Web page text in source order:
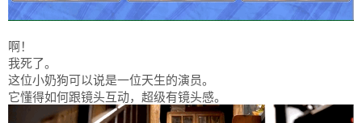
啊！
我死了。
这位小奶狗可以说是一位天生的演员。
它懂得如何跟镜头互动，超级有镜头感。